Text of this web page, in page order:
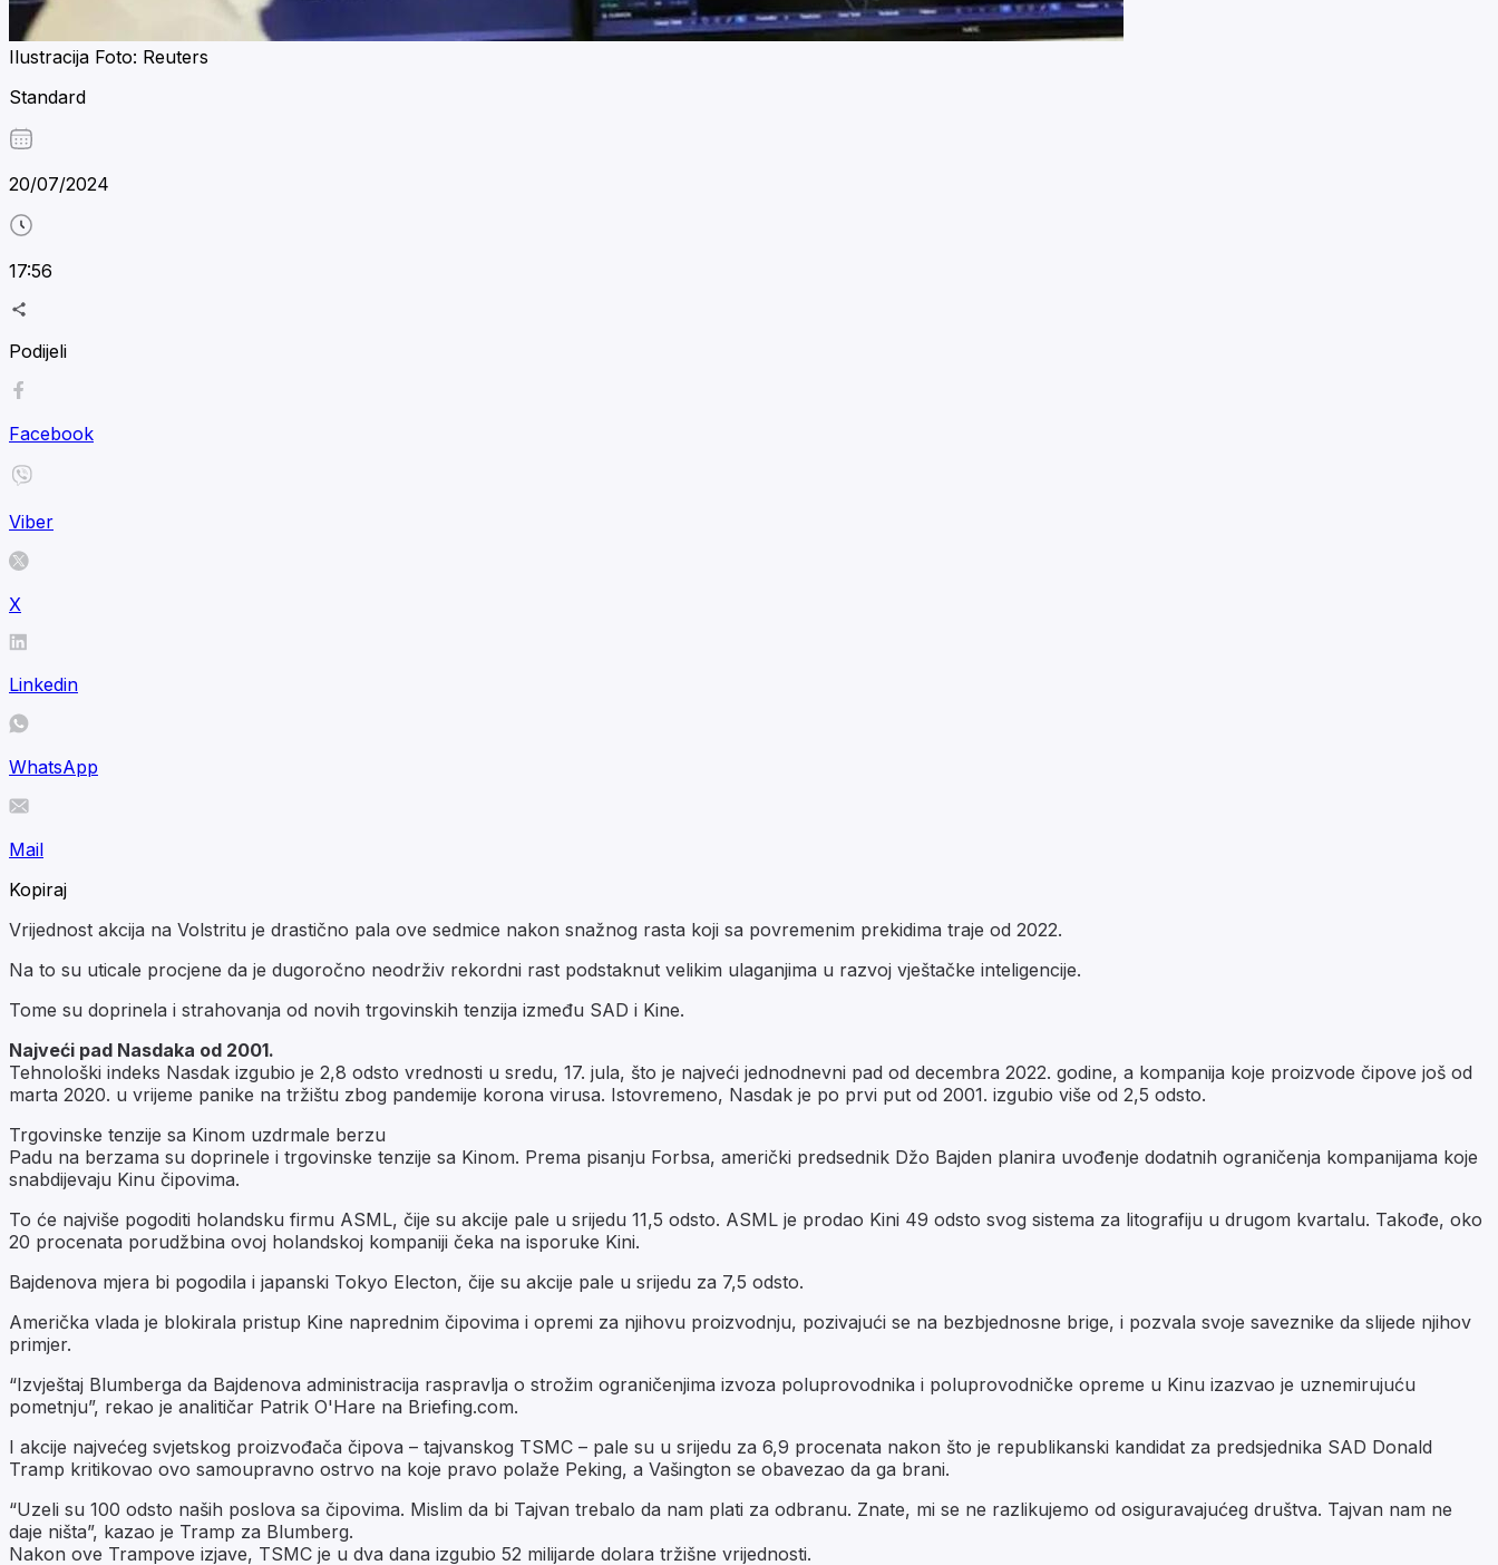
Ilustracija Foto: Reuters
Standard
20/07/2024
17:56
Podijeli
Facebook
Viber
X
Linkedin
WhatsApp
Mail
Kopiraj
Vrijednost akcija na Volstritu je drastično pala ove sedmice nakon snažnog rasta koji sa povremenim prekidima traje od 2022.
Na to su uticale procjene da je dugoročno neodrživ rekordni rast podstaknut velikim ulaganjima u razvoj vještačke inteligencije.
Tome su doprinela i strahovanja od novih trgovinskih tenzija između SAD i Kine.
Najveći pad Nasdaka od 2001.
Tehnološki indeks Nasdak izgubio je 2,8 odsto vrednosti u sredu, 17. jula, što je najveći jednodnevni pad od decembra 2022. godine, a kompanija koje proizvode čipove još od
marta 2020. u vrijeme panike na tržištu zbog pandemije korona virusa. Istovremeno, Nasdak je po prvi put od 2001. izgubio više od 2,5 odsto.
Trgovinske tenzije sa Kinom uzdrmale berzu
Padu na berzama su doprinele i trgovinske tenzije sa Kinom. Prema pisanju Forbsa, američki predsednik Džo Bajden planira uvođenje dodatnih ograničenja kompanijama koje
snabdijevaju Kinu čipovima.
To će najviše pogoditi holandsku firmu ASML, čije su akcije pale u srijedu 11,5 odsto. ASML je prodao Kini 49 odsto svog sistema za litografiju u drugom kvartalu. Takođe, oko
20 procenata porudžbina ovoj holandskoj kompaniji čeka na isporuke Kini.
Bajdenova mjera bi pogodila i japanski Tokyo Electon, čije su akcije pale u srijedu za 7,5 odsto.
Američka vlada je blokirala pristup Kine naprednim čipovima i opremi za njihovu proizvodnju, pozivajući se na bezbjednosne brige, i pozvala svoje saveznike da slijede njihov
primjer.
“Izvještaj Blumberga da Bajdenova administracija raspravlja o strožim ograničenjima izvoza poluprovodnika i poluprovodničke opreme u Kinu izazvao je uznemirujuću
pometnju”, rekao je analitičar Patrik O'Hare na Briefing.com.
I akcije najvećeg svjetskog proizvođača čipova – tajvanskog TSMC – pale su u srijedu za 6,9 procenata nakon što je republikanski kandidat za predsjednika SAD Donald
Tramp kritikovao ovo samoupravno ostrvo na koje pravo polaže Peking, a Vašington se obavezao da ga brani.
“Uzeli su 100 odsto naših poslova sa čipovima. Mislim da bi Tajvan trebalo da nam plati za odbranu. Znate, mi se ne razlikujemo od osiguravajućeg društva. Tajvan nam ne
daje ništa”, kazao je Tramp za Blumberg.
Nakon ove Trampove izjave, TSMC je u dva dana izgubio 52 milijarde dolara tržišne vrijednosti.